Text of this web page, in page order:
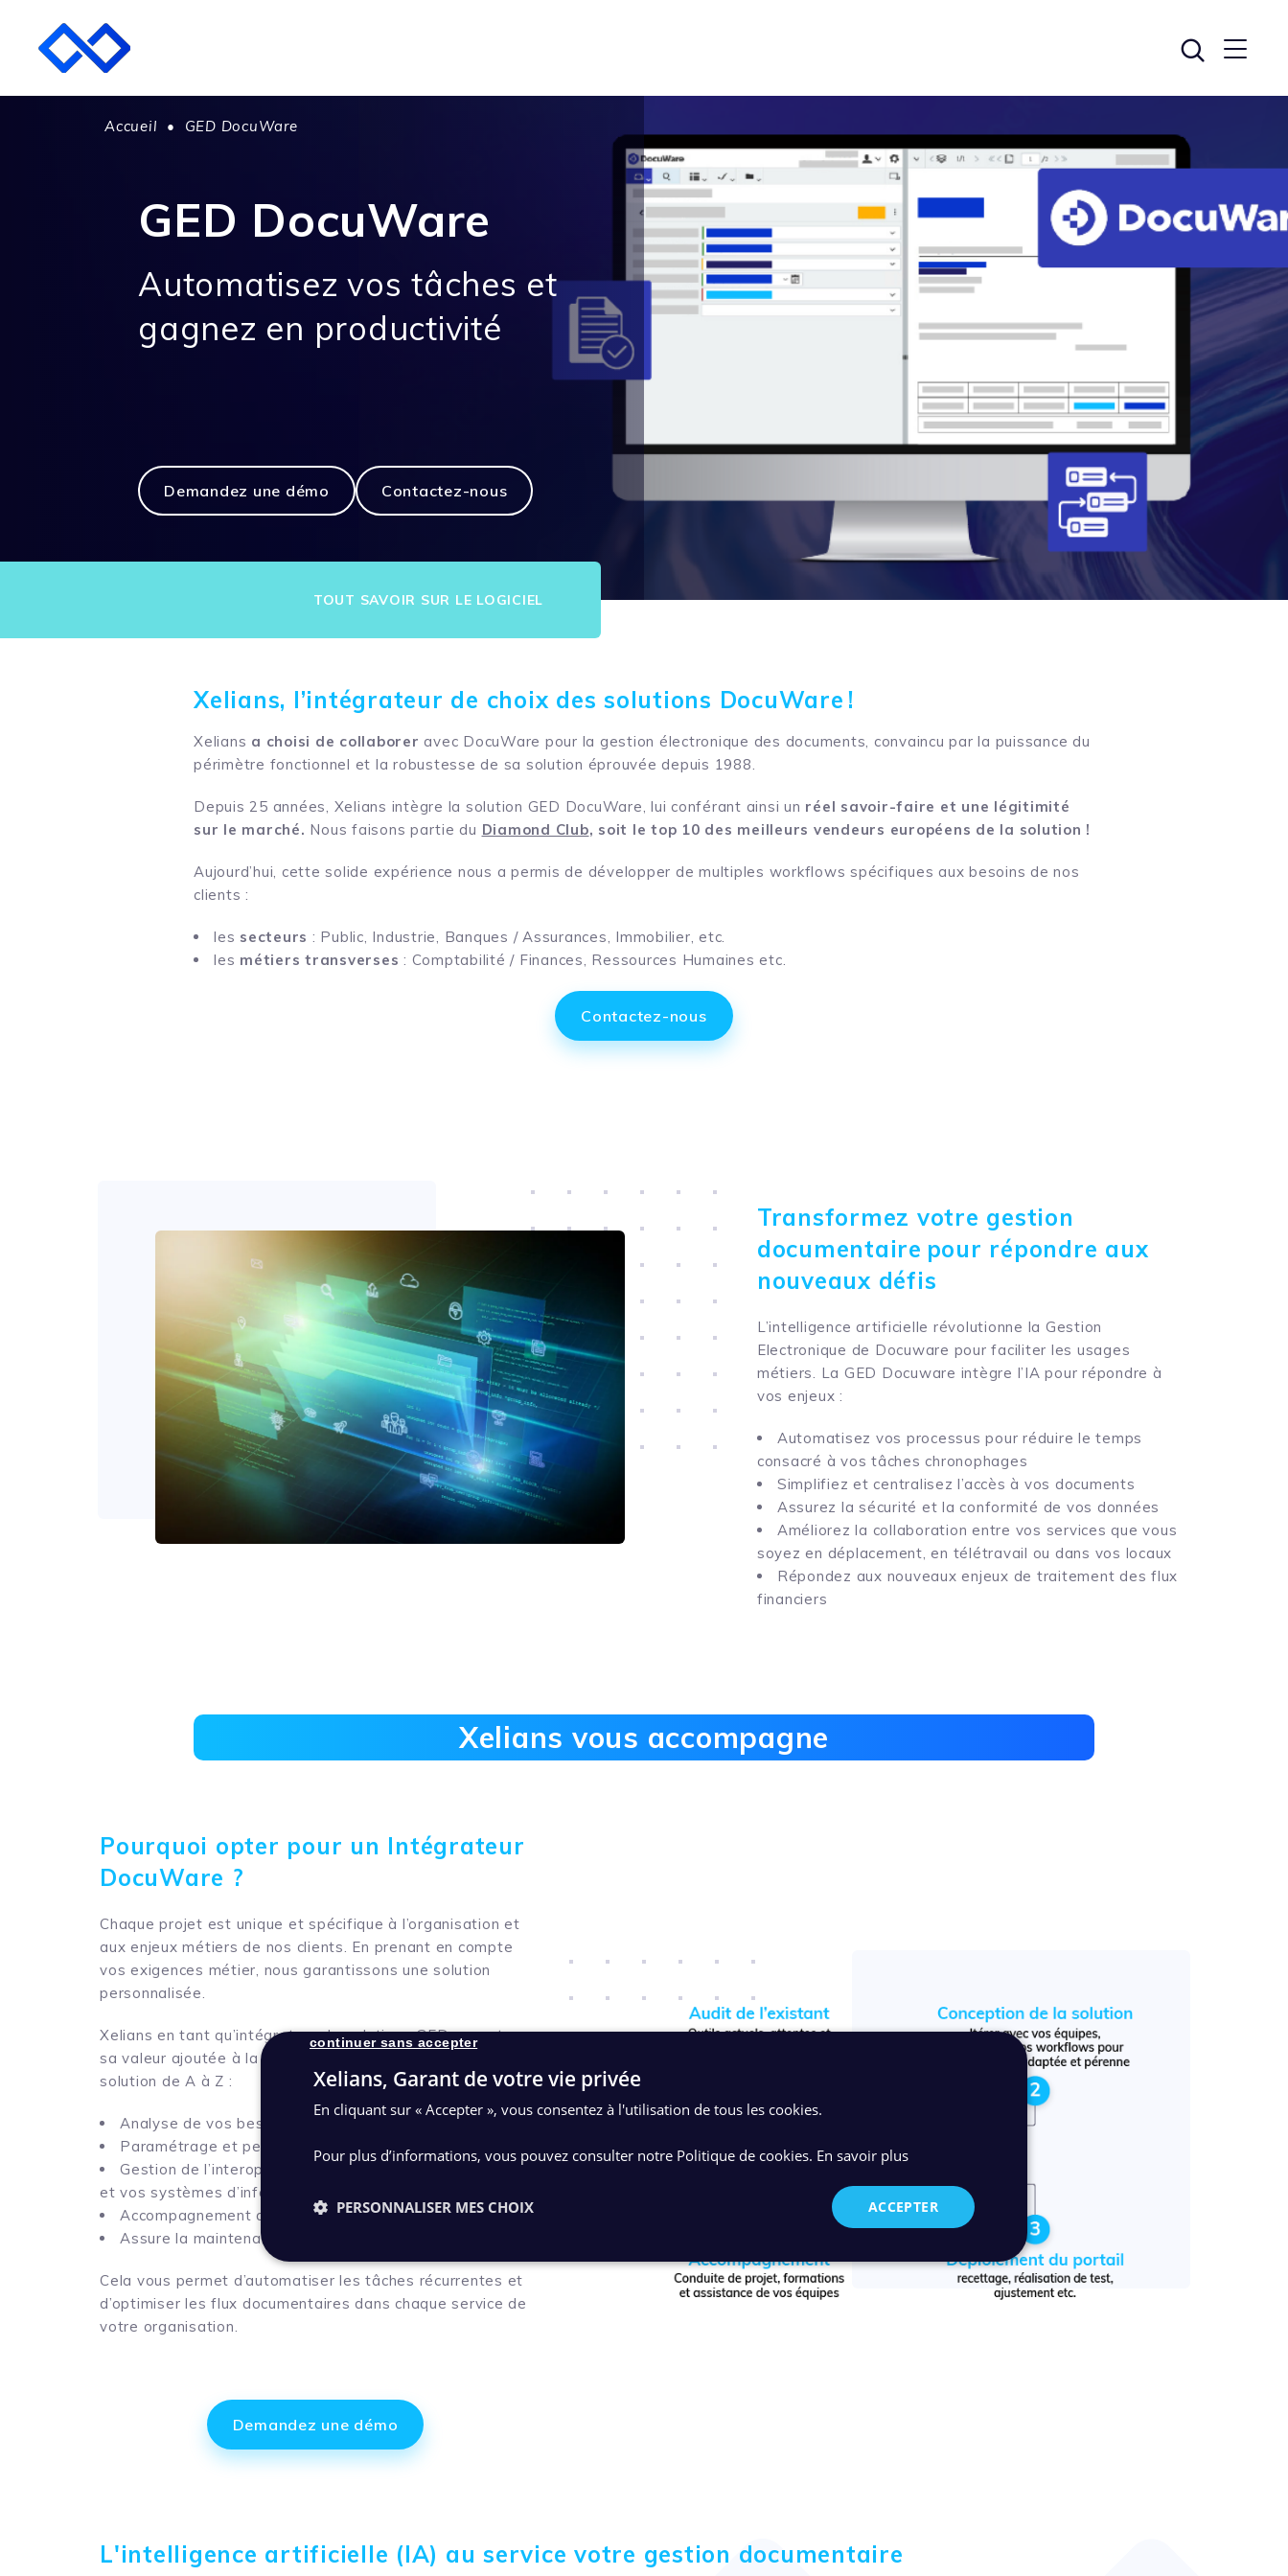
Accueil • GED DocuWare
GED DocuWare
Automatisez vos tâches et
gagnez en productivité
Demandez une démo Contactez-nous
TOUT SAVOIR SUR LE LOGICIEL
Xelians, l’intégrateur de choix des solutions DocuWare !
Xelians a choisi de collaborer avec DocuWare pour la gestion électronique des documents, convaincu par la puissance du
périmètre fonctionnel et la robustesse de sa solution éprouvée depuis 1988.
Depuis 25 années, Xelians intègre la solution GED DocuWare, lui conférant ainsi un réel savoir-faire et une légitimité
sur le marché. Nous faisons partie du Diamond Club, soit le top 10 des meilleurs vendeurs européens de la solution !
Aujourd’hui, cette solide expérience nous a permis de développer de multiples workflows spécifiques aux besoins de nos
clients :
les secteurs : Public, Industrie, Banques / Assurances, Immobilier, etc.
les métiers transverses : Comptabilité / Finances, Ressources Humaines etc.
Contactez-nous
Transformez votre gestion
documentaire pour répondre aux
nouveaux défis
L’intelligence artificielle révolutionne la Gestion
Electronique de Docuware pour faciliter les usages
métiers. La GED Docuware intègre l’IA pour répondre à
vos enjeux :
Automatisez vos processus pour réduire le temps
consacré à vos tâches chronophages
Simplifiez et centralisez l’accès à vos documents
Assurez la sécurité et la conformité de vos données
Améliorez la collaboration entre vos services que vous
soyez en déplacement, en télétravail ou dans vos locaux
Répondez aux nouveaux enjeux de traitement des flux
financiers
Xelians vous accompagne
Pourquoi opter pour un Intégrateur
DocuWare ?
Chaque projet est unique et spécifique à l’organisation et
aux enjeux métiers de nos clients. En prenant en compte
vos exigences métier, nous garantissons une solution
personnalisée.
Xelians en tant qu’intégrateur de solutions GED apporte
sa valeur ajoutée à la solution DocuWare en déployant la
solution de A à Z :
Analyse de vos besoins
Paramétrage et personnalisation du logiciel
Gestion de l’interopérabilité avec vos infrastructures IT
et vos systèmes d’information
Accompagnement au changement
Assure la maintenance et le support technique
Cela vous permet d’automatiser les tâches récurrentes et
d’optimiser les flux documentaires dans chaque service de
votre organisation.
Demandez une démo
L'intelligence artificielle (IA) au service votre gestion documentaire
Xelians, Garant de votre vie privée
En cliquant sur « Accepter », vous consentez à l'utilisation de tous les cookies.
Pour plus d’informations, vous pouvez consulter notre Politique de cookies. En savoir plus
ACCEPTER
continuer sans accepter
PERSONNALISER MES CHOIX